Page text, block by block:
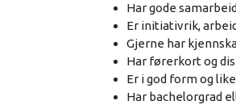
Har gode
Er initiativrik,
Gjerne har
Har førerkort og
Er i god form og
Har bachelorgrad